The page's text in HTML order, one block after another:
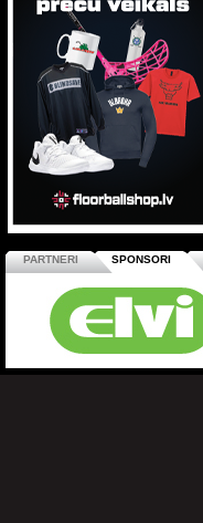
PARTNERI SPONSORI